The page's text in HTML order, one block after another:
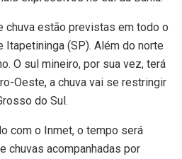
chuva estão previstas em todo o
Itapetininga (SP). Além do norte
O sul mineiro, por sua vez, terá
Oeste, a chuva vai se restringir
do Sul.
com o Inmet, o tempo será
chuvas acompanhadas por